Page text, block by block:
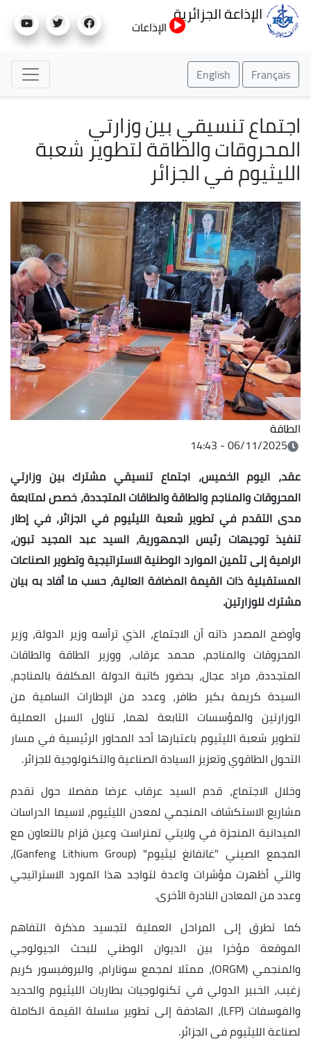
تجاوز
إلى
الرئيسي
الجزائرية
الإذاعات
English
تنسيقي بين وزارتي
والطاقة لتطوير شعبة
في الجزائر
06/11/
الخميس، اجتماع تنسيقي مشترك بين وزارتي
والطاقة والطاقات المتجددة، خصص لمتابعة
في تطوير شعبة الليثيوم في الجزائر، في إطار
رئيس الجمهورية، السيد عبد المجيد تبون،
تثمين الموارد الوطنية الاستراتيجية وتطوير الصناعات
ذات القيمة المضافة العالية، حسب ما أفاد به بيان
ذاته أن الاجتماع، الذي ترأسه وزير الدولة، وزير
والمناجم، محمد عرقاب، ووزير الطاقة والطاقات
مراد عجال، بحضور كاتبة الدولة المكلفة بالمناجم،
بكير طافر، وعدد من الإطارات السامية من
والمؤسسات التابعة لهما، تناول السبل العملية
الليثيوم باعتبارها أحد المحاور الرئيسية في مسار
وتعزيز السيادة الصناعية والتكنولوجية للجزائر.
قدم السيد عرقاب عرضا مفصلا حول تقدم
المنجمي لمعدن الليثيوم، لاسيما الدراسات
المنجزة في ولايتي تمنراست وعين قزام بالتعاون مع
المجمع الصيني "غانفانغ ليثيوم" (Ganfeng Lithium Group)،
مؤشرات واعدة لتواجد هذا المورد الاستراتيجي
النادرة الأخرى.
المراحل العملية لتجسيد مذكرة التفاهم
بين الديوان الوطني للبحث الجيولوجي
والمنجمي (ORGM)، ممثلا لمجمع سونارام، والبروفيسور كريم
الدولي في تكنولوجيات بطاريات الليثيوم والحديد
والفوسفات (LFP)، الهادفة إلى تطوير سلسلة القيمة الكاملة
في الجزائر.